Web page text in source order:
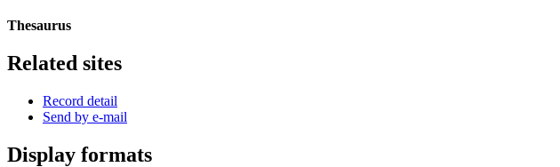
Thesaurus
Related sites
Record detail
Send by e-mail
Display formats